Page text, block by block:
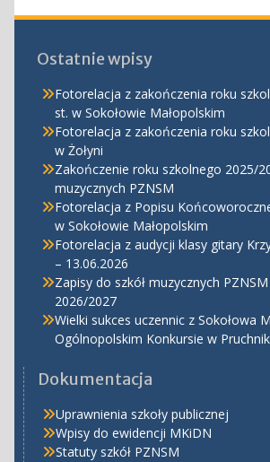
Ostatnie wpisy
Fotorelacja z zakończenia roku
st. w Sokołowie Małopolskim
Fotorelacja z zakończenia roku
w Żołyni
Zakończenie roku szkolnego 2025/
muzycznych PZNSM
Fotorelacja z Popisu
w Sokołowie Małopolskim
Fotorelacja z audycji klasy gitary
– 13.06.2026
Zapisy do szkół muzycznych
2026/2027
Wielki sukces uczennic z Sokołowa
Ogólnopolskim Konkursie w
Dokumentacja
Uprawnienia szkoły publicznej
Wpisy do ewidencji MKiDN
Statuty szkół PZNSM